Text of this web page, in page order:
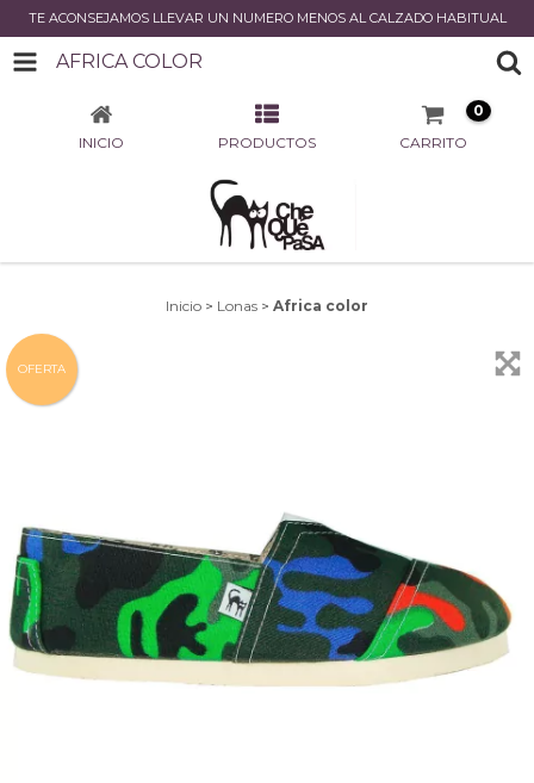
TE ACONSEJAMOS LLEVAR UN NUMERO MENOS AL CALZADO HABITUAL
AFRICA COLOR
INICIO PRODUCTOS CARRITO
0
Inicio > Lonas > Africa color
OFERTA